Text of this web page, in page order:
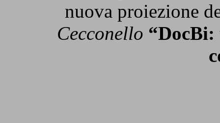
nuova proiezione
Cecconello “DocBi: